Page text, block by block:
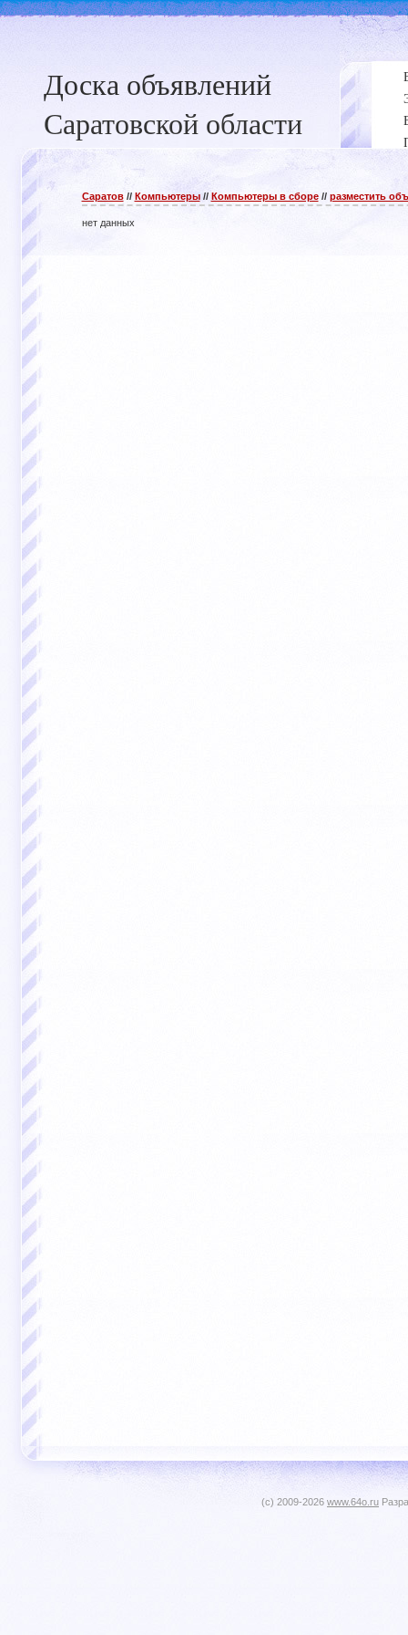
Доска объявлений
Саратовской области
Саратов// Компьютеры// Компьютеры в сборе// разместить
нет данных
(c) 2009-2026 www.64o.ru